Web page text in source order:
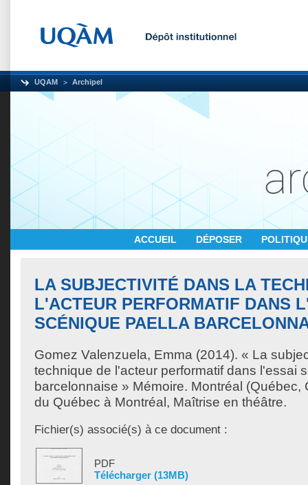
UQAM Archipel
ACCUEIL DÉPOSER
LA SUBJECTIVITÉ DANS LA
L'ACTEUR PERFORMATIF DANS
SCÉNIQUE PAELLA
Gomez Valenzuela, Emma (2014). « La
technique de l'acteur performatif dans l'essai
barcelonnaise » Mémoire. Montréal (Québec,
du Québec à Montréal, Maîtrise en théâtre.
Fichier(s) associé(s) à ce document :
PDF
Télécharger (13MB)